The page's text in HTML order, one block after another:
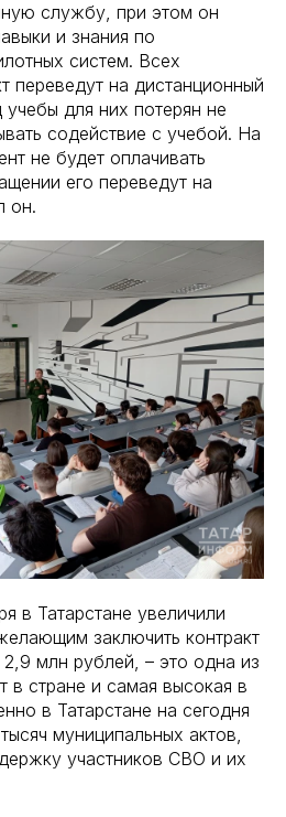
службу, при этом он
и знания по
систем. Всех
переведут на дистанционный
для них потерян не
содействие с учебой. На
не будет оплачивать
его переведут на
он.
в Татарстане увеличили
заключить контракт
млн рублей, – это одна из
в стране и самая высокая в
в Татарстане на сегодня
муниципальных актов,
участников СВО и их